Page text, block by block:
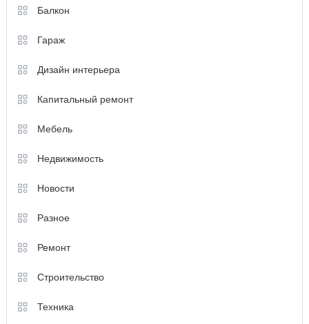
Балкон
Гараж
Дизайн интерьера
Капитальный ремонт
Мебель
Недвижимость
Новости
Разное
Ремонт
Строительство
Техника